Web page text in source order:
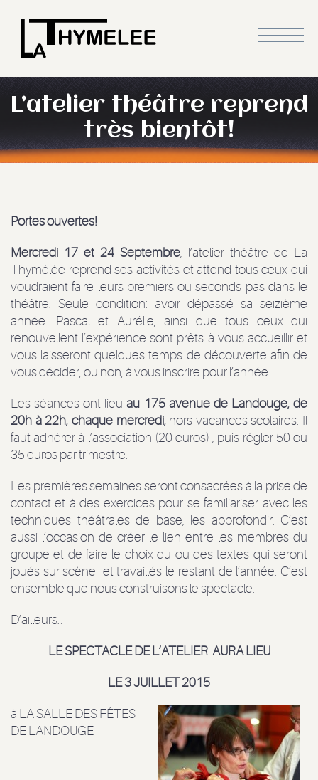
L’atelier théâtre reprend
très bientôt!
Portes ouvertes!
Mercredi 17 et 24 Septembre, l’atelier théâtre de La
Thymélée reprend ses activités et attend tous ceux qui
voudraient faire leurs premiers ou seconds pas dans le
théâtre. Seule condition: avoir dépassé sa seizième
année. Pascal et Aurélie, ainsi que tous ceux qui
renouvellent l’expérience sont prêts à vous accueillir et
vous laisseront quelques temps de découverte afin de
vous décider, ou non, à vous inscrire pour l’année.
Les séances ont lieu au 175 avenue de Landouge, de
20h à 22h, chaque mercredi,hors vacances scolaires. Il
faut adhérer à l’association (20 euros) , puis régler 50 ou
35 euros par trimestre.
Les premières semaines seront consacrées à la prise de
contact et à des exercices pour se familiariser avec les
techniques théâtrales de base, les approfondir. C’est
aussi l’occasion de créer le lien entre les membres du
groupe et de faire le choix du ou des textes qui seront
joués sur scène et travaillés le restant de l’année. C’est
ensemble que nous construisons le spectacle.
D’ailleurs…
LE SPECTACLE DE L’ATELIER AURA LIEU
LE 3 JUILLET 2015
à LA SALLE DES FÊTES
DE LANDOUGE